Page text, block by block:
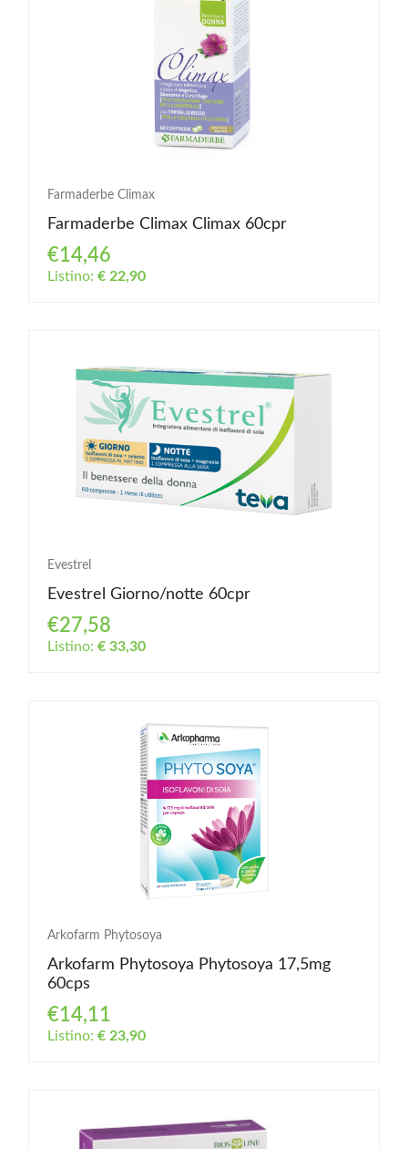
Farmaderbe Climax
Farmaderbe Climax Climax 60cpr
€14,46
Listino: € 22,90
Evestrel
Evestrel Giorno/notte 60cpr
€27,58
Listino: € 33,30
Arkofarm Phytosoya
Arkofarm Phytosoya Phytosoya 17,5mg
60cps
€14,11
Listino: € 23,90